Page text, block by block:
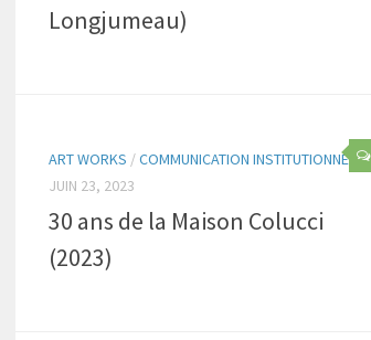
Longjumeau)
ART WORKS /COMMUNICATION INSTITUTIONNELLE
JUIN 23, 2023
30 ans de la Maison Colucci
(2023)